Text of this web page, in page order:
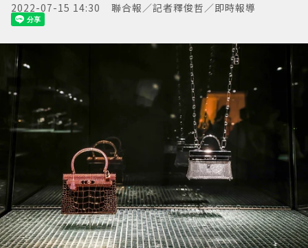
2022-07-15 14:30 聯合報／記者釋俊哲／即時報導